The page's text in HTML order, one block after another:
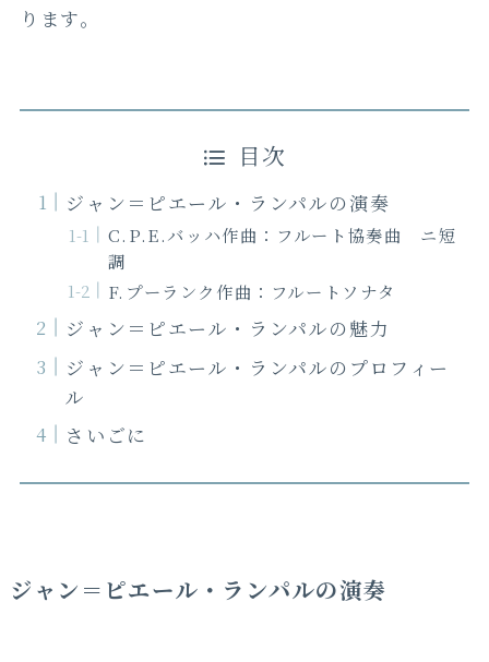
ります。
目次
ジャン＝ピエール・ランパルの演奏
C.P.E.バッハ作曲：フルート協奏曲 ニ短
調
F.プーランク作曲：フルートソナタ
ジャン＝ピエール・ランパルの魅力
ジャン＝ピエール・ランパルのプロフィー
ル
さいごに
ジャン＝ピエール・ランパルの演奏